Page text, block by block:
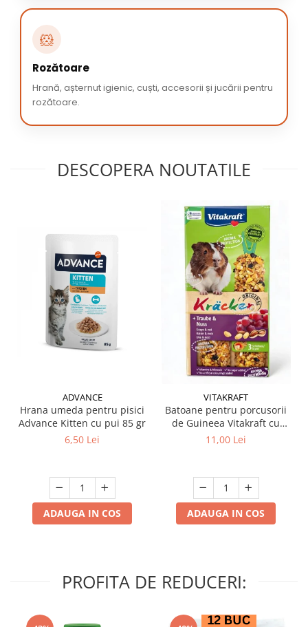
🐹
Rozătoare
Hrană, așternut igienic, cuști, accesorii și jucării pentru
rozătoare.
DESCOPERA NOUTATILE
ADVANCE
Hrana umeda pentru pisici
Advance Kitten cu pui 85 gr
6,50 Lei
ADAUGA IN COS
VITAKRAFT
Batoane pentru porcusorii
de Guineea Vitakraft cu
struguri & nuci 2 buc
11,00 Lei
ADAUGA IN COS
PROFITA DE REDUCERI: